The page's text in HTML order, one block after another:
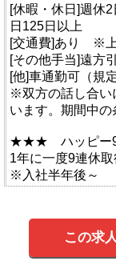
[休暇・休日]週休
日125日以上
[交通費]あり ※上
[その他手当]遠方
[他]車通勤可（規
※双方の話し合い
います。期間中の
★★★ ハッピ
1年に一度9連休取
※入社半年後～
この求